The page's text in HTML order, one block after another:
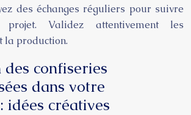
des échanges réguliers pour suivre
projet. Validez attentivement les
la production.
confiseries
dans votre
idées créatives